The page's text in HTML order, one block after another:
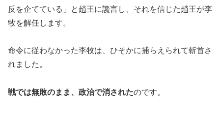
反を企てている」と趙王に讒言し、それを信じた趙王が李
牧を解任します。
命令に従わなかった李牧は、ひそかに捕らえられて斬首さ
れました。
戦では無敗のまま、政治で消されたのです。